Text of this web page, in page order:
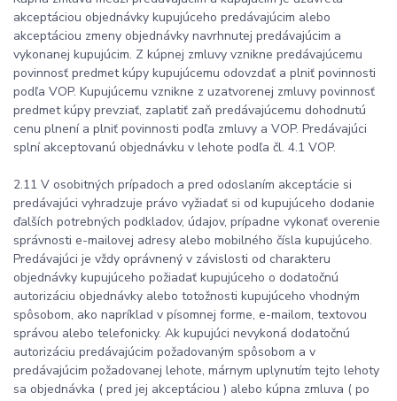
akceptáciou objednávky kupujúceho predávajúcim alebo
akceptáciou zmeny objednávky navrhnutej predávajúcim a
vykonanej kupujúcim. Z kúpnej zmluvy vznikne predávajúcemu
povinnosť predmet kúpy kupujúcemu odovzdať a plniť povinnosti
podľa VOP. Kupujúcemu vznikne z uzatvorenej zmluvy povinnosť
predmet kúpy prevziať, zaplatiť zaň predávajúcemu dohodnutú
cenu plnení a plniť povinnosti podľa zmluvy a VOP. Predávajúci
splní akceptovanú objednávku v lehote podľa čl. 4.1 VOP.
2.11 V osobitných prípadoch a pred odoslaním akceptácie si
predávajúci vyhradzuje právo vyžiadať si od kupujúceho dodanie
ďalších potrebných podkladov, údajov, prípadne vykonať overenie
správnosti e-mailovej adresy alebo mobilného čísla kupujúceho.
Predávajúci je vždy oprávnený v závislosti od charakteru
objednávky kupujúceho požiadať kupujúceho o dodatočnú
autorizáciu objednávky alebo totožnosti kupujúceho vhodným
spôsobom, ako napríklad v písomnej forme, e-mailom, textovou
správou alebo telefonicky. Ak kupujúci nevykoná dodatočnú
autorizáciu predávajúcim požadovaným spôsobom a v
predávajúcim požadovanej lehote, márnym uplynutím tejto lehoty
sa objednávka ( pred jej akceptáciou ) alebo kúpna zmluva ( po